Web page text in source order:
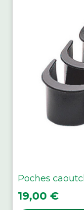
Poches
Prix
19,00 €